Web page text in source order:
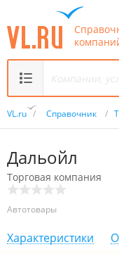
VL.ru / Справочник /
Дальойл
Торговая компания
Автотовары
Характеристики